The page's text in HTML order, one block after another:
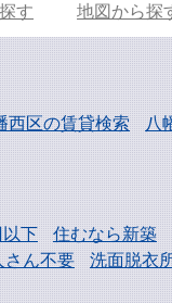
す 地図から探
西区の賃貸検索 八
下 住むなら新築
さん不要 洗面脱衣